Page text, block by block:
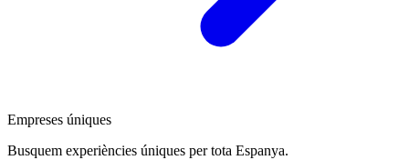
Empreses úniques
Busquem experiències úniques per tota Espanya.